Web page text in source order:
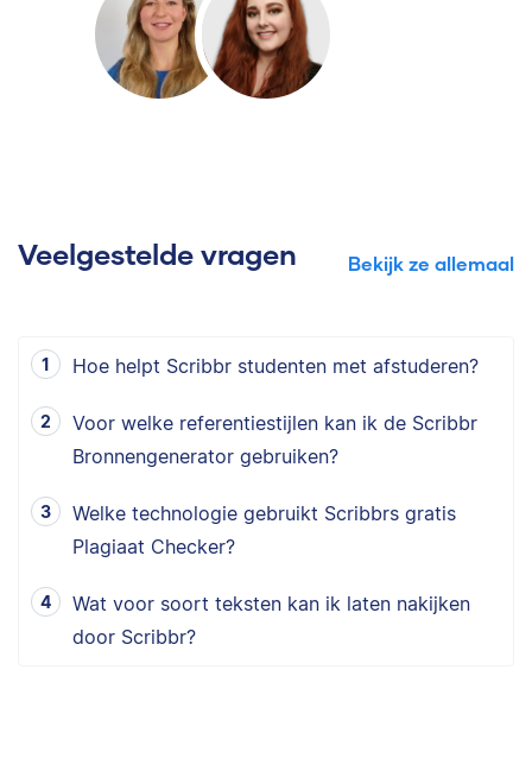
Veelgestelde vragen Bekijk ze allemaal
Hoe helpt Scribbr studenten met afstuderen?
Voor welke referentiestijlen kan ik de Scribbr
Bronnengenerator gebruiken?
Welke technologie gebruikt Scribbrs gratis
Plagiaat Checker?
Wat voor soort teksten kan ik laten nakijken
door Scribbr?